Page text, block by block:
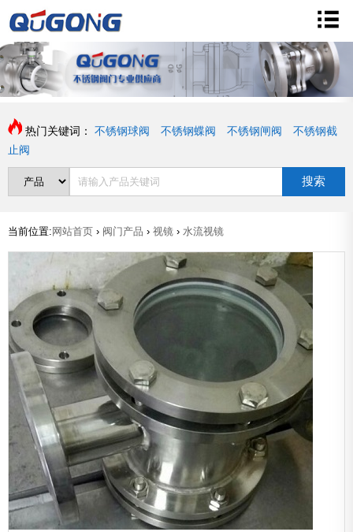
热门关键词： 不锈钢球阀 不锈钢蝶阀 不锈钢闸阀
不锈钢截
止阀
搜索
当前位置: 网站首页 › 阀门产品 › 视镜 › 水流视镜